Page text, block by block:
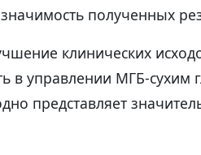
полученных
клинических
в управлении МГБ-сухим
представляет